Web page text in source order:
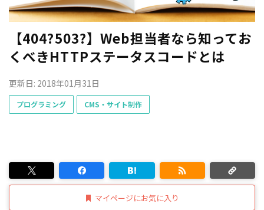
【404?503?】Web担当者なら知ってお
くべきHTTPステータスコードとは
更新日: 2018年01月31日
プログラミング CMS・サイト制作
マイページにお気に入り